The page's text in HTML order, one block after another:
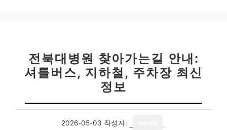
전북대병원 찾아가는길 안내:
셔틀버스, 지하철, 주차장 최신
정보
2026-05-03 작성자: